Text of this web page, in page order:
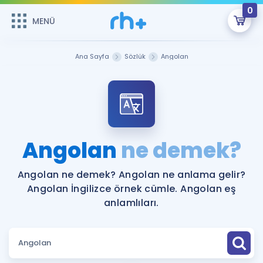
MENÜ
0
ÜYE DEĞİLİM
Sepetin Şu An Boş.
Remzi Hoca ile seni sınava hazırlayacak onlarca eğitim seni
bekliyor!
MENÜ
Katılımcı Görüşleri
Faydalı Araçlar
Sözlük
Hakkımızda
Ana Sayfa Sözlük Angolan
Angolan ne demek?
Angolan ne demek? Angolan ne anlama gelir?
Angolan İngilizce örnek cümle. Angolan eş
anlamlıları.